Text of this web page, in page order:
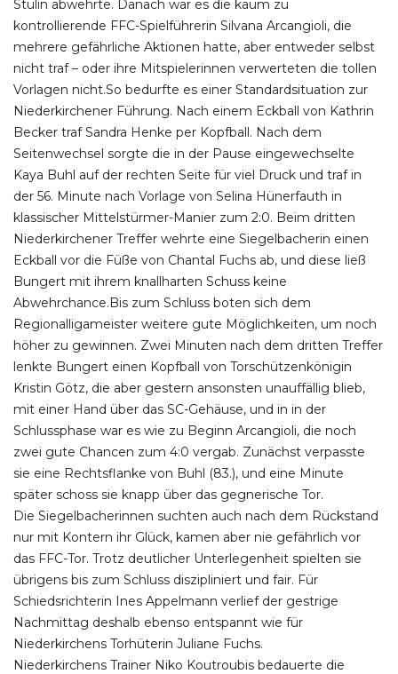
Stulin abwehrte. Danach war es die kaum zu
kontrollierende FFC-Spielführerin Silvana Arcangioli, die
mehrere gefährliche Aktionen hatte, aber entweder selbst
nicht traf – oder ihre Mitspielerinnen verwerteten die tollen
Vorlagen nicht.So bedurfte es einer Standardsituation zur
Niederkirchener Führung. Nach einem Eckball von Kathrin
Becker traf Sandra Henke per Kopfball. Nach dem
Seitenwechsel sorgte die in der Pause eingewechselte
Kaya Buhl auf der rechten Seite für viel Druck und traf in
der 56. Minute nach Vorlage von Selina Hünerfauth in
klassischer Mittelstürmer-Manier zum 2:0. Beim dritten
Niederkirchener Treffer wehrte eine Siegelbacherin einen
Eckball vor die Füße von Chantal Fuchs ab, und diese ließ
Bungert mit ihrem knallharten Schuss keine
Abwehrchance.Bis zum Schluss boten sich dem
Regionalligameister weitere gute Möglichkeiten, um noch
höher zu gewinnen. Zwei Minuten nach dem dritten Treffer
lenkte Bungert einen Kopfball von Torschützenkönigin
Kristin Götz, die aber gestern ansonsten unauffällig blieb,
mit einer Hand über das SC-Gehäuse, und in in der
Schlussphase war es wie zu Beginn Arcangioli, die noch
zwei gute Chancen zum 4:0 vergab. Zunächst verpasste
sie eine Rechtsflanke von Buhl (83.), und eine Minute
später schoss sie knapp über das gegnerische Tor.
Die Siegelbacherinnen suchten auch nach dem Rückstand
nur mit Kontern ihr Glück, kamen aber nie gefährlich vor
das FFC-Tor. Trotz deutlicher Unterlegenheit spielten sie
übrigens bis zum Schluss diszipliniert und fair. Für
Schiedsrichterin Ines Appelmann verlief der gestrige
Nachmittag deshalb ebenso entspannt wie für
Niederkirchens Torhüterin Juliane Fuchs.
Niederkirchens Trainer Niko Koutroubis bedauerte die